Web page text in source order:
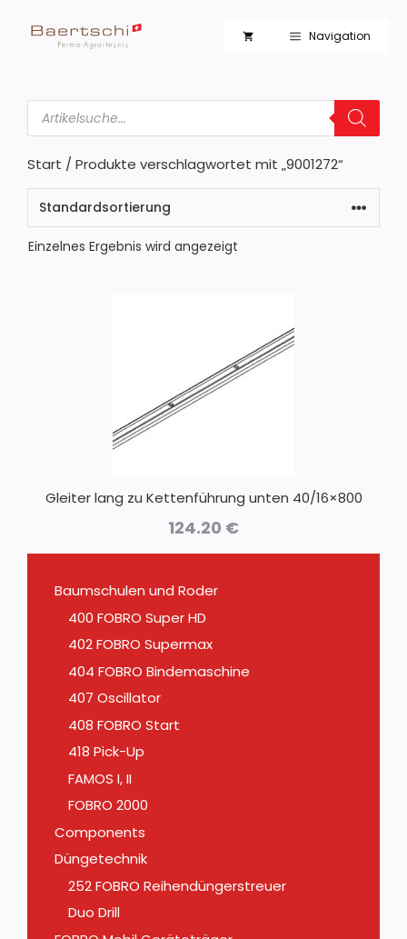
Inhalt
Navigation
Products
search
Start / Produkte verschlagwortet mit „9001272“
Einzelnes Ergebnis wird angezeigt
Gleiter lang zu Kettenführung unten 40/16×800
124.20 €
Baumschulen und Roder
400 FOBRO Super HD
402 FOBRO Supermax
404 FOBRO Bindemaschine
407 Oscillator
408 FOBRO Start
418 Pick-Up
FAMOS I, II
FOBRO 2000
Components
Düngetechnik
252 FOBRO Reihendüngerstreuer
Duo Drill